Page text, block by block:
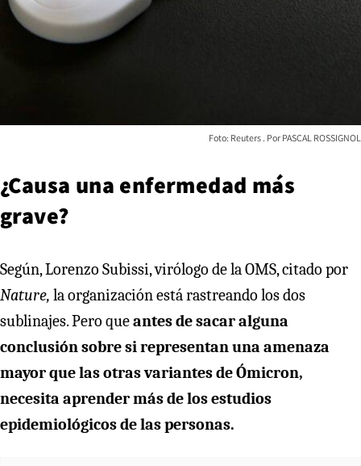
Foto: Reuters PASCAL ROSSIGNOL
¿Causa una enfermedad más
grave?
Según, Lorenzo Subissi, virólogo de la OMS, citado por
Nature, la organización está rastreando los dos
sublinajes. Pero queantes de sacar alguna
conclusión sobre si representan una amenaza
mayor que las otras variantes de Ómicron,
necesita aprender más de los estudios
epidemiológicos de las personas.